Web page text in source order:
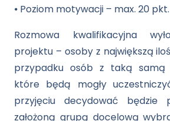
⦁ Poziom motywacji – max. 20 pkt.
Rozmowa kwalifikacyjna
projektu – osoby z największą
przypadku osób z taką samą
które będą mogły
przyjęciu decydować będzie
założoną grupą docelową